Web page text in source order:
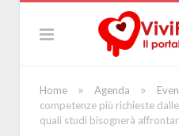
Home » Agenda »
competenze più richieste
quali studi bisognerà